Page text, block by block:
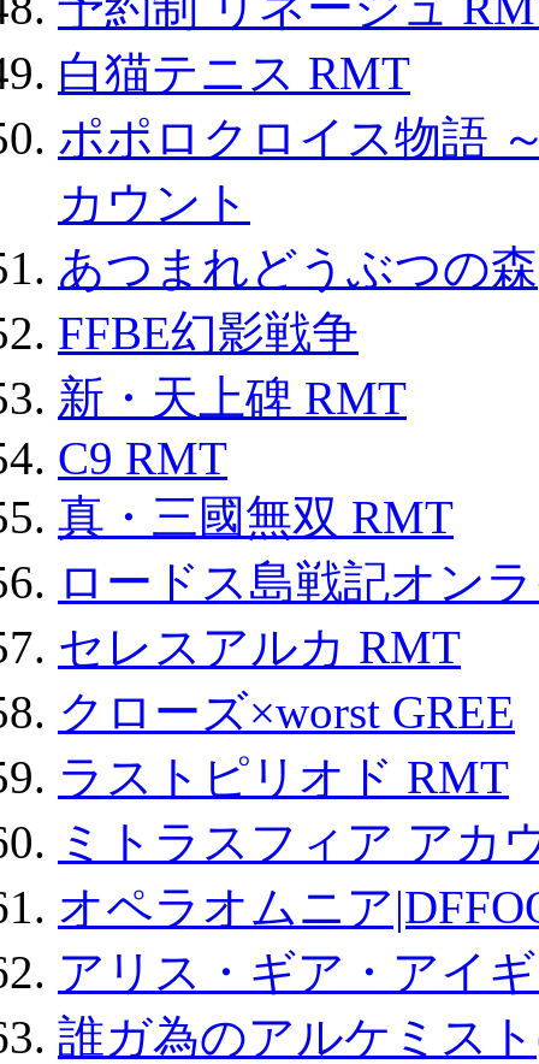
白猫テニス RMT
ポポロクロイス物語
カウント
あつまれどうぶつの森
FFBE幻影戦争
新・天上碑 RMT
C9 RMT
真・三國無双 RMT
ロードス島戦記オン
セレスアルカ RMT
クローズ×worst GREE
ラストピリオド RMT
ミトラスフィア アカ
オペラオムニア
アリス・ギア・アイ
誰ガ為のアルケミス